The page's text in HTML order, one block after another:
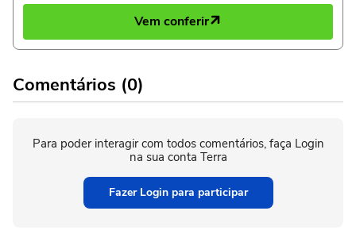
Vem conferir
Comentários (0)
Para poder interagir com todos comentários, faça Login
na sua conta Terra
Fazer Login para participar